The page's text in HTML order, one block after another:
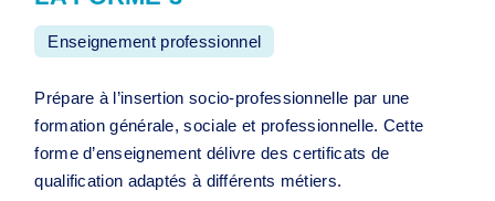
Enseignement professionnel
Prépare à l’insertion socio-professionnelle par une
formation générale, sociale et professionnelle. Cette
forme d’enseignement délivre des certificats de
qualification adaptés à différents métiers.